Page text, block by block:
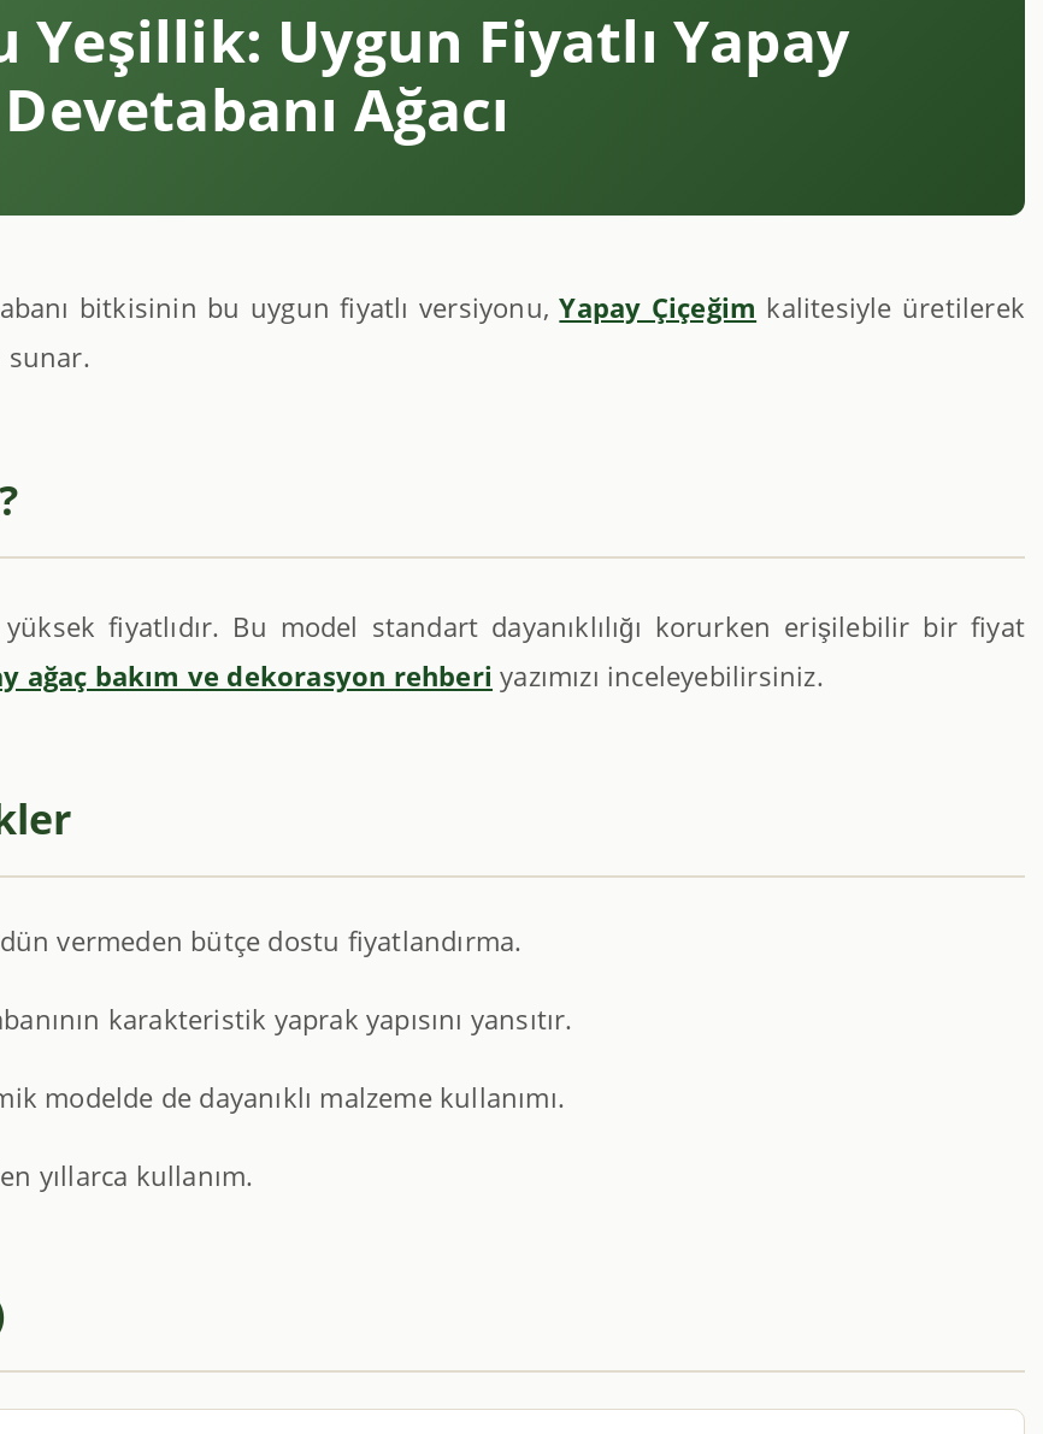
Yeşillik: Uygun Fiyatlı Yapay
Devetabanı Ağacı
bitkisinin bu uygun fiyatlı versiyonu,Yapay Çiçeğim kalitesiyle üretilerek
sunar.
fiyatlıdır. Bu model standart dayanıklılığı korurken erişilebilir bir fiyat
ağaç bakım ve dekorasyon rehberi yazımızı inceleyebilirsiniz.
vermeden bütçe dostu fiyatlandırma.
karakteristik yaprak yapısını yansıtır.
modelde de dayanıklı malzeme kullanımı.
yıllarca kullanım.